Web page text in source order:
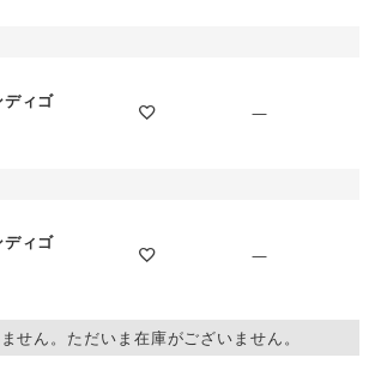
ディゴ
—
ディゴ
—
せん。ただいま在庫がございません。